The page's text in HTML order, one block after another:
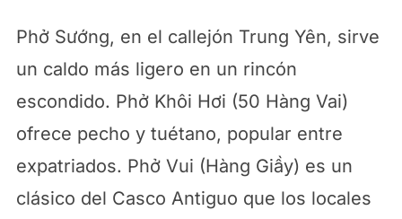
Phở Sướng, en el callejón Trung Yên, sirve
un caldo más ligero en un rincón
escondido. Phở Khôi Hơi (50 Hàng Vai)
ofrece pecho y tuétano, popular entre
expatriados. Phở Vui (Hàng Giầy) es un
clásico del Casco Antiguo que los locales